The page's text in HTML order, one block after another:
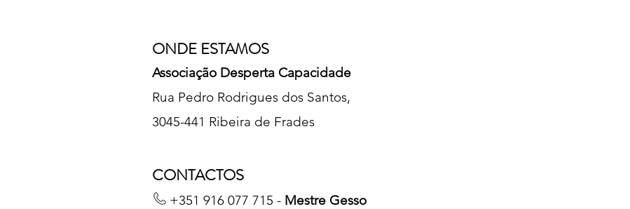
ONDE ESTAMOS
Associação Desperta Capacidade
Rua Pedro Rodrigues dos Santos,
3045-441 Ribeira de Frades
CONTACTOS
+351 916 077 715 - Mestre Gesso